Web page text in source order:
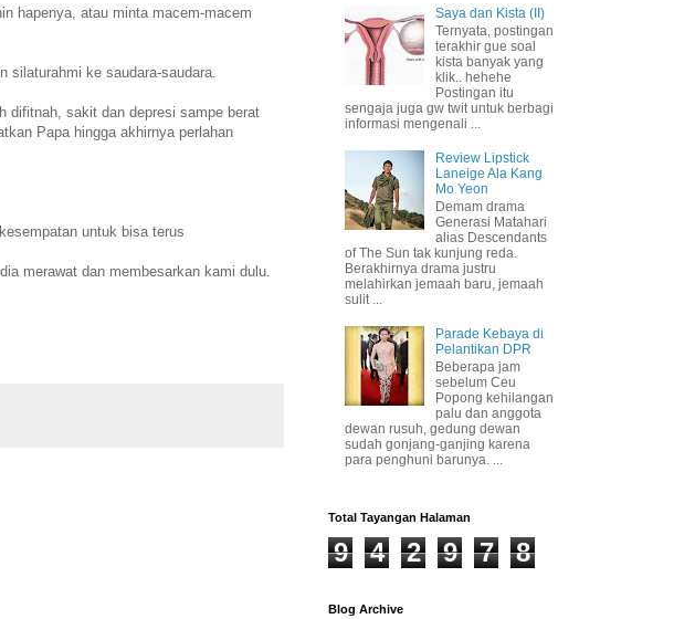
hapenya, atau minta macem-macem
ke saudara-saudara.
difitnah, sakit dan depresi sampe berat
Papa hingga akhirnya perlahan
untuk bisa terus
merawat dan membesarkan kami dulu.
Saya dan Kista (II)
Ternyata, postingan
terakhir gue soal
kista banyak yang
klik.. hehehe
Postingan itu
sengaja juga gw twit untuk berbagi
informasi mengenali ...
Review Lipstick
Laneige Ala Kang
Mo Yeon
Demam drama
Generasi Matahari
alias Descendants
of The Sun tak kunjung reda.
Berakhirnya drama justru
melahirkan jemaah baru, jemaah
sulit ...
Parade Kebaya di
Pelantikan DPR
Beberapa jam
sebelum Ceu
Popong kehilangan
palu dan anggota
dewan rusuh, gedung dewan
sudah gonjang-ganjing karena
para penghuni barunya. ...
Total Tayangan Halaman
9 4 2 9 7 8
Blog Archive